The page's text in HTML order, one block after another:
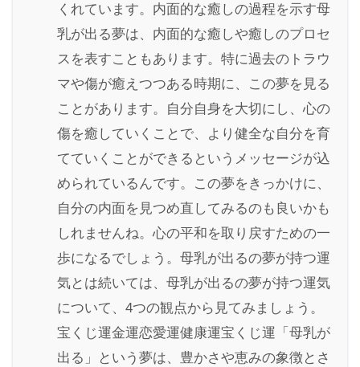
くれています。内面的な癒しの過程を示す母
乳が出る夢は、内面的な癒しや癒しのプロセ
スを表すこともあります。特に過去のトラウ
マや傷が癒えつつある時期に、この夢を見る
ことがあります。自分自身を大切にし、心の
傷を癒していくことで、より健全な自分を育
てていくことができるというメッセージが込
められているんです。この夢をきっかけに、
自分の内面を見つめ直してみるのも良いかも
しれませんね。心の平和を取り戻すための一
歩になるでしょう。母乳が出るの夢が持つ運
気とは続いては、母乳が出るの夢が持つ運気
について、4つの観点から見てみましょう。
宝くじ運金運恋愛運健康運宝くじ運「母乳が
出る」という夢は、豊かさや恵みの象徴とさ